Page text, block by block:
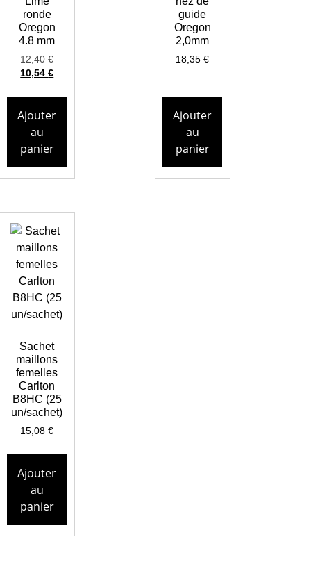
ronde
Oregon
4.8 mm
12,40€
10,54€
Ajouter
au
panier
guide
Oregon
2,0mm
18,35€
Ajouter
au
panier
Sachet
maillons
femelles
Carlton
B8HC (25
un/sachet)
15,08€
Ajouter
au
panier